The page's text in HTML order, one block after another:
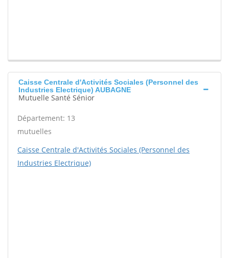
Caisse Centrale d'Activités Sociales (Personnel des
Industries Electrique) AUBAGNE
Mutuelle Santé Sénior
Département: 13
mutuelles
Caisse Centrale d'Activités Sociales (Personnel des
Industries Electrique)